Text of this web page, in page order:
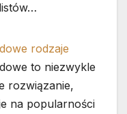
rodzaje
to niezwykle
rozwiązanie,
na popularności